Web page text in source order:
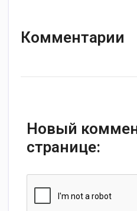
Комментарии
Новый
странице: